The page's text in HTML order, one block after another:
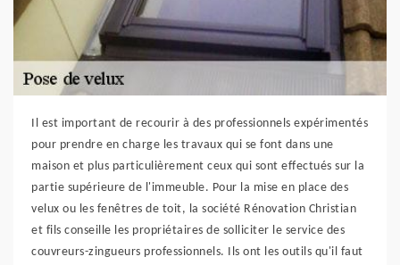
Il est important de recourir à des professionnels expérimentés
pour prendre en charge les travaux qui se font dans une
maison et plus particulièrement ceux qui sont effectués sur la
partie supérieure de l'immeuble. Pour la mise en place des
velux ou les fenêtres de toit, la société Rénovation Christian
et fils conseille les propriétaires de solliciter le service des
couvreurs-zingueurs professionnels. Ils ont les outils qu'il faut